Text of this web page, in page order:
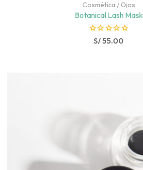
Cosmética / Ojos
Botanical Lash Mask
RS/55.00